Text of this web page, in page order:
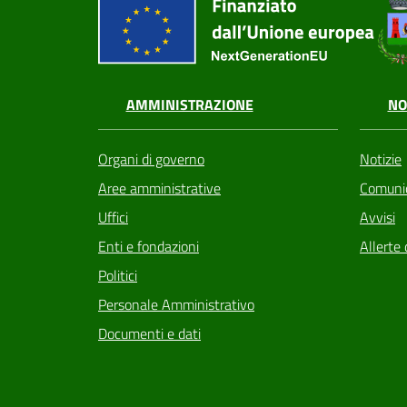
AMMINISTRAZIONE
Organi di governo
Aree amministrative
Uffici
Enti e fondazioni
Politici
Personale Amministrativo
Documenti e dati
Notizie
Avvisi
Allerte